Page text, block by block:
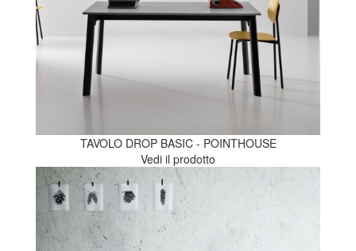
TAVOLO DROP BASIC - POINTHOUSE
Vedi il prodotto